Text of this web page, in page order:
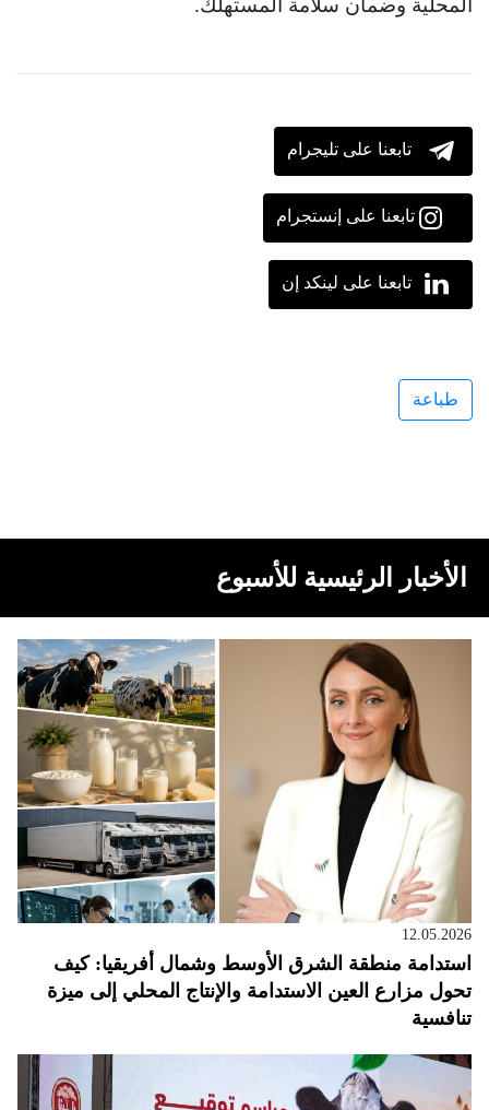
المحلية وضمان سلامة المستهلك.
تابعنا على تليجرام
تابعنا على إنستجرام
تابعنا على لينكد إن
طباعة
الأخبار الرئيسية للأسبوع
12.05.2026
استدامة منطقة الشرق الأوسط وشمال أفريقيا: كيف
تحول مزارع العين الاستدامة والإنتاج المحلي إلى ميزة
تنافسية